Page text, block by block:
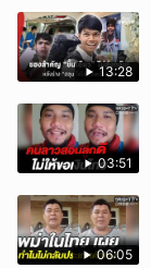
13:28
03:51
06:05